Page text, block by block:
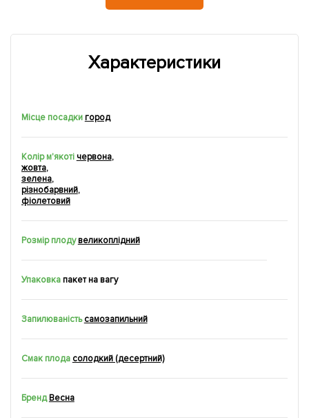
Характеристики
Місце посадки город
Колір м'якоті червона,
жовта,
зелена,
рiзнобарвний,
фіолетовий
Розмір плодувеликоплідний
Упаковкапакет на вагу
Запилюваність самозапильний
Смак плода солодкий (десертний)
Бренд Весна